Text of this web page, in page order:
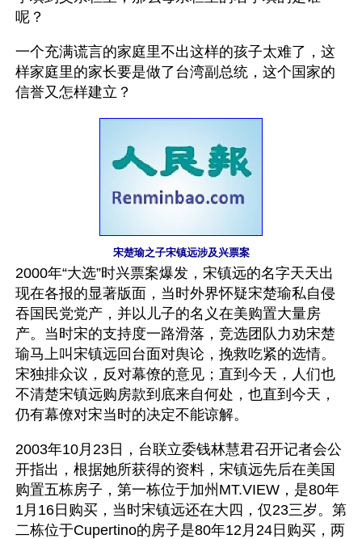
呢？
一个充满谎言的家庭里不出这样的孩子太难了，这
样家庭里的家长要是做了台湾副总统，这个国家的
信誉又怎样建立？
宋楚瑜之子宋镇远涉及兴票案
2000年“大选”时兴票案爆发，宋镇远的名字天天出
现在各报的显著版面，当时外界怀疑宋楚瑜私自侵
吞国民党党产，并以儿子的名义在美购置大量房
产。当时宋的支持度一路滑落，竞选团队力劝宋楚
瑜马上叫宋镇远回台面对舆论，挽救吃紧的选情。
宋独排众议，反对幕僚的意见；直到今天，人们也
不清楚宋镇远购房款到底来自何处，也直到今天，
仍有幕僚对宋当时的决定不能谅解。
2003年10月23日，台联立委钱林慧君召开记者会公
开指出，根据她所获得的资料，宋镇远先后在美国
购置五栋房子，第一栋位于加州MT.VIEW，是80年
1月16日购买，当时宋镇远还在大四，仅23三岁。第
二栋位于Cupertino的房子是80年12月24日购买，两